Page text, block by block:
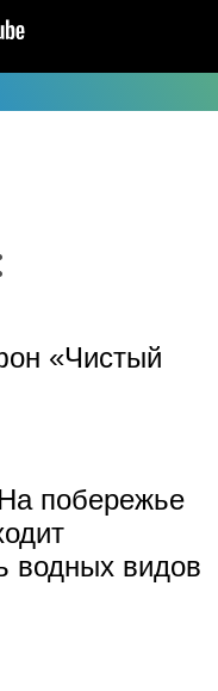
«Чистый
побережье
водных видов